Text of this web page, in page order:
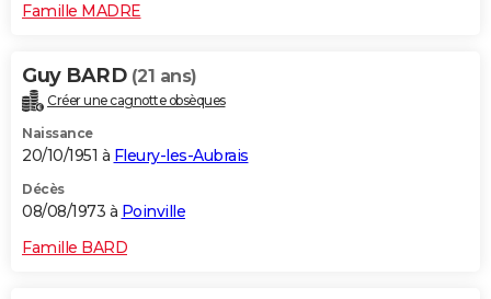
Famille MADRE
Guy BARD (21 ans)
Créer une cagnotte obsèques
Naissance
20/10/1951 à Fleury-les-Aubrais
Décès
08/08/1973 à Poinville
Famille BARD